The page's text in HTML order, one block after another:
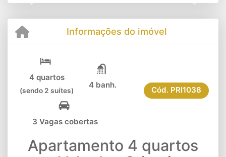
Informações do imóvel
4 quartos
(sendo 2 suítes)
4 banh.
3 Vagas cobertas
Cód. PRI1038
Apartamento 4 quartos